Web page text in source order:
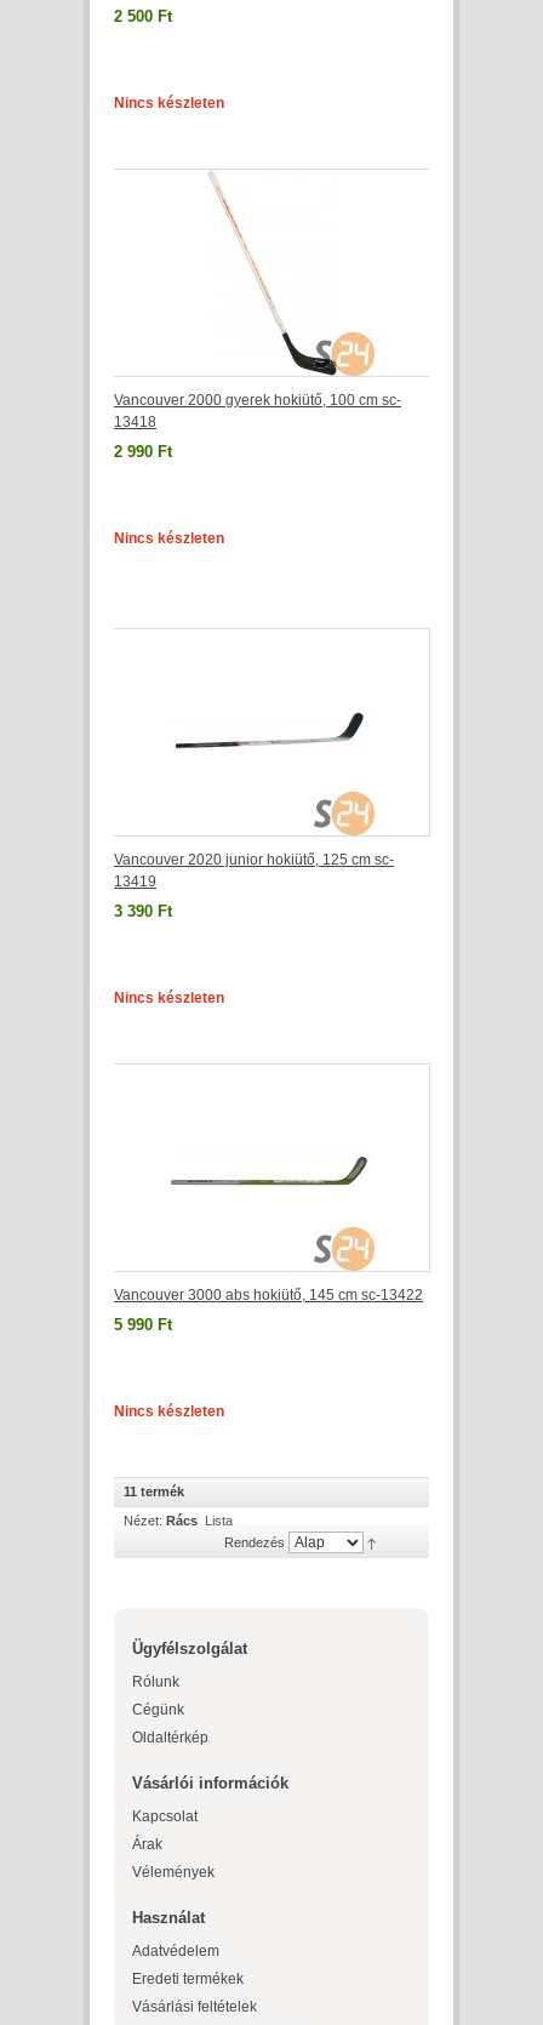
2 500 Ft
Nincs készleten
Vancouver 2000 gyerek hokiütő, 100 cm sc-
13418
2 990 Ft
Nincs készleten
Vancouver 2020 junior hokiütő, 125 cm sc-
13419
3 390 Ft
Nincs készleten
Vancouver 3000 abs hokiütő, 145 cm sc-13422
5 990 Ft
Nincs készleten
11 termék
Nézet: Rács Lista
Rendezés
Ügyfélszolgálat
Rólunk
Cégünk
Oldaltérkép
Vásárlói információk
Kapcsolat
Árak
Vélemények
Használat
Adatvédelem
Eredeti termékek
Vásárlási feltételek